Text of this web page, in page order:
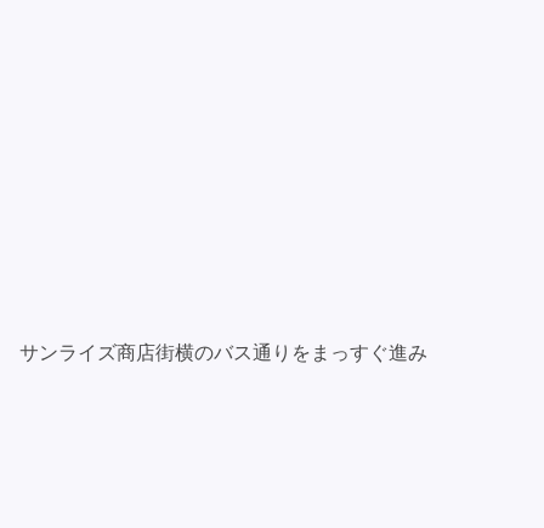
サンライズ商店街横のバス通りをまっすぐ進み